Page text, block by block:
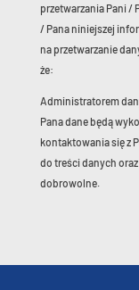
przetwarzania Pani /
/ Pana niniejszej
na przetwarzanie
że:
Administratorem
Pana dane będą
kontaktowania się z
do treści danych
dobrowolne.